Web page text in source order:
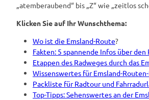
„atemberaubend“ bis „Z“ wie „zeitlos
Klicken Sie auf Ihr Wunschthema:
Wo ist die Emsland-Route?
Fakten: 5 spannende Infos überden
Etappen des Radweges durch das
Wissenswertes für Emsland-
Packliste für Radtour und
Top-Tipps: Sehenswertes an der